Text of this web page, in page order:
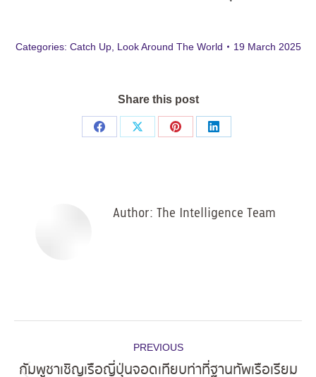
Categories: Catch Up, Look Around The World 19 March 2025
Share this post
Share
Share
Share
Share
Author: The Intelligence Team
navigation
PREVIOUS
กัมพูชาเชิญเรือญี่ปุ่นจอดเทียบท่าที่ฐานทัพเรือเรียม